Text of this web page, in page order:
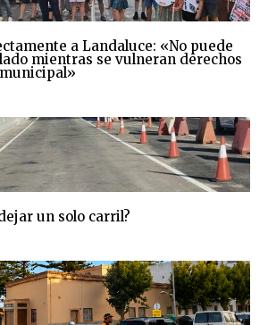
a Landaluce: «No puede
mientras se vulneran derechos
un solo carril?